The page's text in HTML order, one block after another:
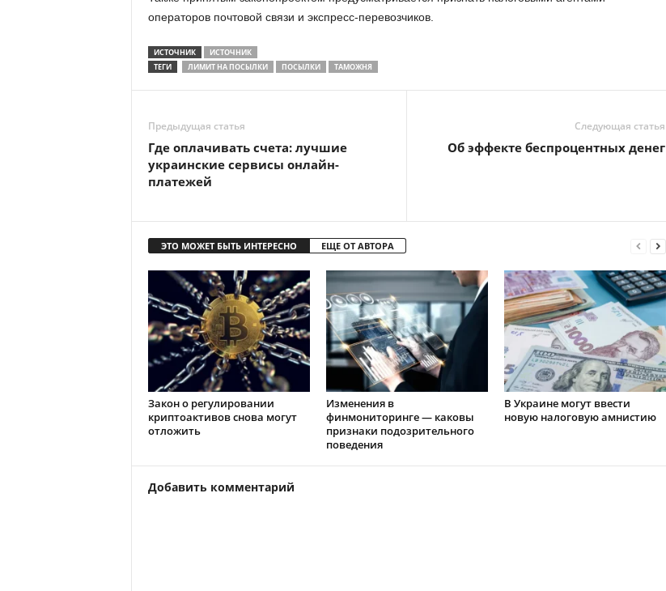
операторов почтовой связи и экспресс-перевозчиков.
ИСТОЧНИК
ИСТОЧНИК
ТЕГИ
ЛИМИТ НА ПОСЫЛКИ ПОСЫЛКИ ТАМОЖНЯ
Предыдущая статья
Где оплачивать счета: лучшие
украинские сервисы онлайн-
платежей
Следующая статья
Об эффекте беспроцентных денег
ЭТО МОЖЕТ БЫТЬ ИНТЕРЕСНО ЕЩЕ ОТ АВТОРА
Закон о регулировании
криптоактивов снова могут
отложить
Изменения в
финмониторинге — каковы
признаки подозрительного
поведения
В Украине могут ввести
новую налоговую амнистию
Добавить комментарий